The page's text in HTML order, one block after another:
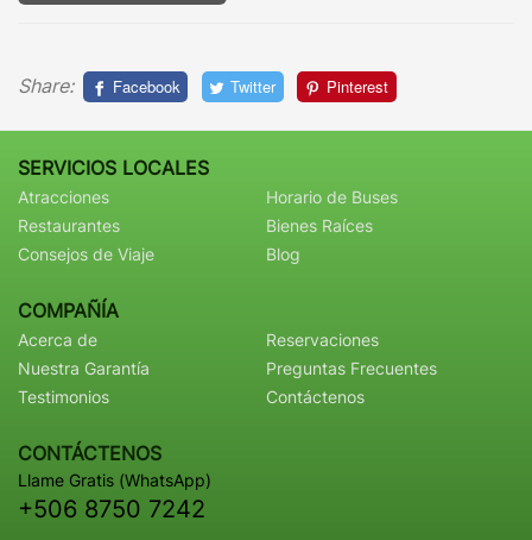
Share: Facebook Twitter Pinterest
SERVICIOS LOCALES
Atracciones
Restaurantes
Consejos de Viaje
Horario de Buses
Bienes Raíces
Blog
COMPAÑÍA
Acerca de
Nuestra Garantía
Testimonios
Reservaciones
Preguntas Frecuentes
Contáctenos
CONTÁCTENOS
Llame Gratis (WhatsApp)
+506 8750 7242